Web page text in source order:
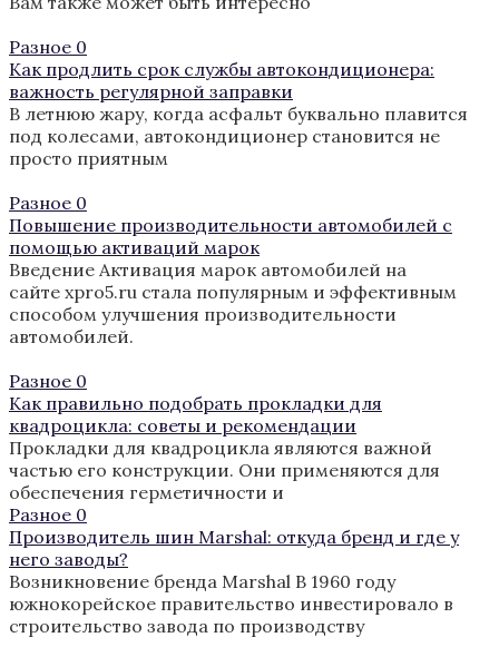
Разное 0
Как продлить срок службы автокондиционера:
важность регулярной заправки
В летнюю жару, когда асфальт буквально плавится
под колесами, автокондиционер становится не
просто приятным
Разное 0
Повышение производительности автомобилей с
помощью активаций марок
Введение Активация марок автомобилей на
сайте xpro5.ru стала популярным и эффективным
способом улучшения производительности
автомобилей.
Разное 0
Как правильно подобрать прокладки для
квадроцикла: советы и рекомендации
Прокладки для квадроцикла являются важной
частью его конструкции. Они применяются для
обеспечения герметичности и
Разное 0
Производитель шин Marshal: откуда бренд и где у
него заводы?
Возникновение бренда Marshal В 1960 году
южнокорейское правительство инвестировало в
строительство завода по производству